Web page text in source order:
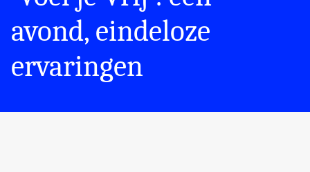
avond, eindeloze
ervaringen